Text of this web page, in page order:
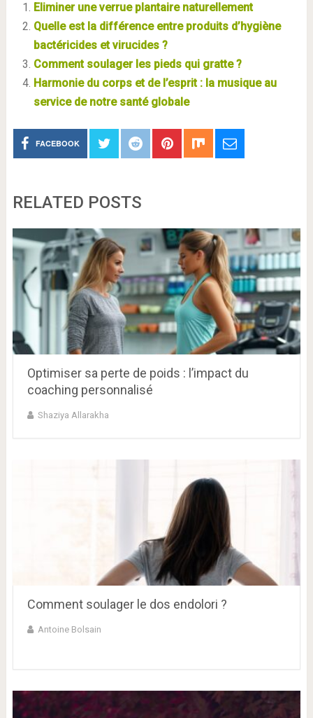
Eliminer une verrue plantaire naturellement
Quelle est la différence entre produits d’hygiène
bactéricides et virucides ?
Comment soulager les pieds qui gratte ?
Harmonie du corps et de l’esprit : la musique au
service de notre santé globale
FACEBOOK
RELATED POSTS
Optimiser sa perte de poids : l’impact du
coaching personnalisé
Shaziya Allarakha
Comment soulager le dos endolori ?
Antoine Bolsain